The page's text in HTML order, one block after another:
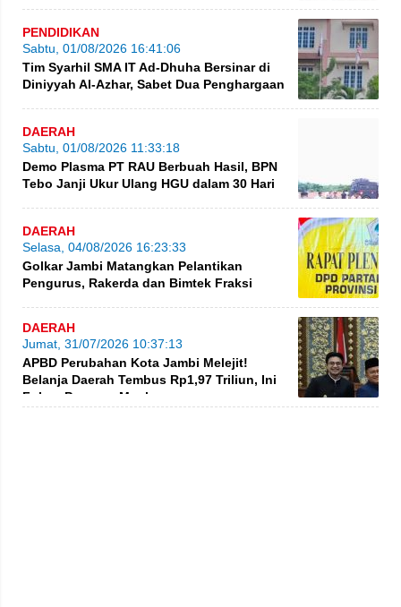
PENDIDIKAN
Sabtu, 01/08/2026 16:41:06
Tim Syarhil SMA IT Ad-Dhuha Bersinar di
Diniyyah Al-Azhar, Sabet Dua Penghargaan
DAERAH
Sabtu, 01/08/2026 11:33:18
Demo Plasma PT RAU Berbuah Hasil, BPN
Tebo Janji Ukur Ulang HGU dalam 30 Hari
DAERAH
Selasa, 04/08/2026 16:23:33
Golkar Jambi Matangkan Pelantikan
Pengurus, Rakerda dan Bimtek Fraksi
DAERAH
Jumat, 31/07/2026 10:37:13
APBD Perubahan Kota Jambi Melejit!
Belanja Daerah Tembus Rp1,97 Triliun, Ini
Fokus Program Maulana